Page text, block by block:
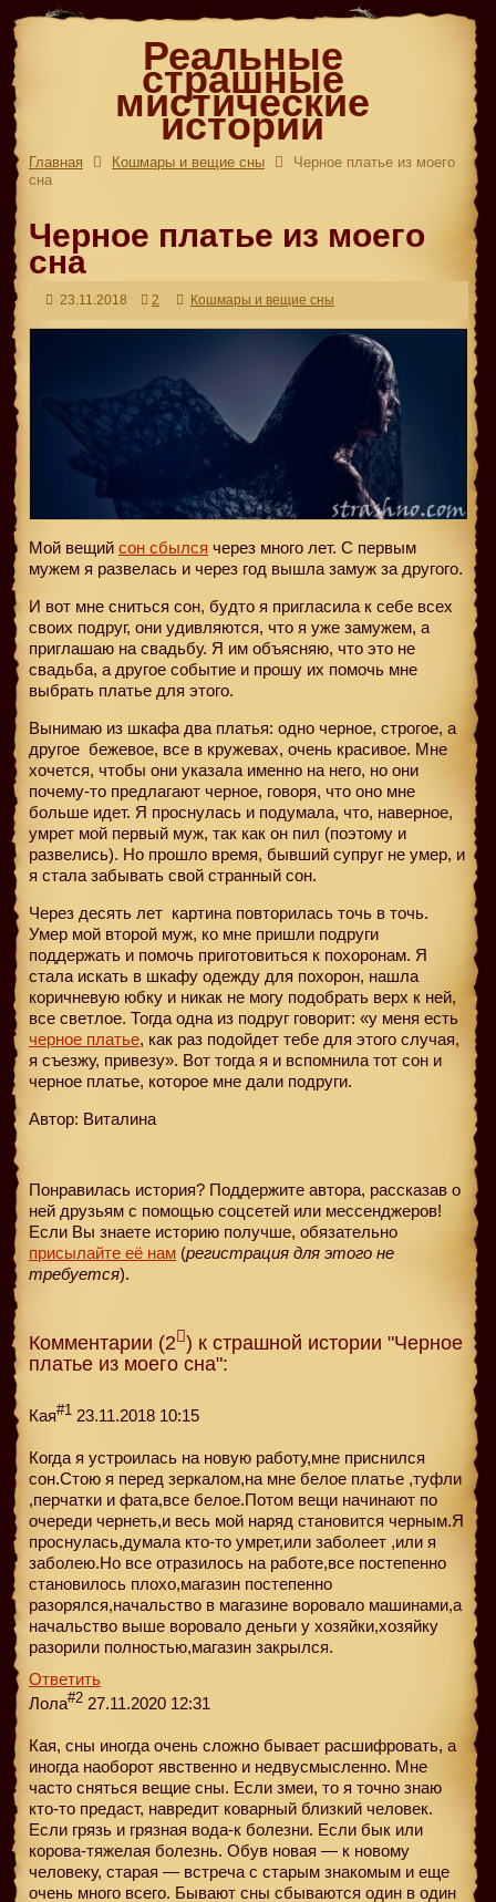
Реальные
страшные
мистические
истории
Главная Кошмары и вещие сны
Черное платье из моего
сна
Черное платье из моего
сна
23.11.2018 2 Кошмары и вещие сны
Мой вещий сон сбылся через много лет. С первым
мужем я развелась и через год вышла замуж за другого.
И вот мне сниться сон, будто я пригласила к себе всех
своих подруг, они удивляются, что я уже замужем, а
приглашаю на свадьбу. Я им объясняю, что это не
свадьба, а другое событие и прошу их помочь мне
выбрать платье для этого.
Вынимаю из шкафа два платья: одно черное, строгое, а
другое бежевое, все в кружевах, очень красивое. Мне
хочется, чтобы они указала именно на него, но они
почему-то предлагают черное, говоря, что оно мне
больше идет. Я проснулась и подумала, что, наверное,
умрет мой первый муж, так как он пил (поэтому и
развелись). Но прошло время, бывший супруг не умер, и
я стала забывать свой странный сон.
Через десять лет картина повторилась точь в точь.
Умер мой второй муж, ко мне пришли подруги
поддержать и помочь приготовиться к похоронам. Я
стала искать в шкафу одежду для похорон, нашла
коричневую юбку и никак не могу подобрать верх к ней,
все светлое. Тогда одна из подруг говорит: «у меня есть
черное платье, как раз подойдет тебе для этого случая,
я съезжу, привезу». Вот тогда я и вспомнила тот сон и
черное платье, которое мне дали подруги.
Автор: Виталина
Понравилась история? Поддержите автора, рассказав о
ней друзьям с помощью соцсетей или мессенджеров!
Если Вы знаете историю получше, обязательно
присылайте её нам (регистрация для этого не
требуется).
Комментарии (2 ) к страшной истории "Черное
платье из моего сна":
Кая#1 23.11.2018 10:15
Когда я устроилась на новую работу,мне приснился
сон.Стою я перед зеркалом,на мне белое платье ,туфли
,перчатки и фата,все белое.Потом вещи начинают по
очереди чернеть,и весь мой наряд становится черным.Я
проснулась,думала кто-то умрет,или заболеет ,или я
заболею.Но все отразилось на работе,все постепенно
становилось плохо,магазин постепенно
разорялся,начальство в магазине воровало машинами,а
начальство выше воровало деньги у хозяйки,хозяйку
разорили полностью,магазин закрылся.
Ответить
Лола#2 27.11.2020 12:31
Кая, сны иногда очень сложно бывает расшифровать, а
иногда наоборот явственно и недвусмысленно. Мне
часто сняться вещие сны. Если змеи, то я точно знаю
кто-то предаст, навредит коварный близкий человек.
Если грязь и грязная вода-к болезни. Если бык или
корова-тяжелая болезнь. Обув новая — к новому
человеку, старая — встреча с старым знакомым и еще
очень много всего. Бывают сны сбываются один в один